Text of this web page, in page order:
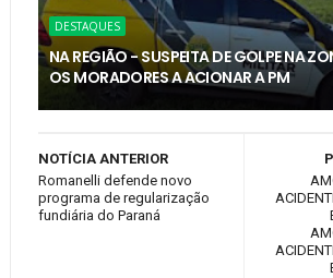
DESTAQUES
NA REGIÃO - SUSPEITA DE GOLPE NA
OS MORADORES A ACIONAR A PM
NOTÍCIA ANTERIOR
Romanelli defende novo
programa de regularização
fundiária do Paraná